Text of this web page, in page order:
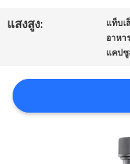
ติดต่อ
ข่าว
แสงสูง: แท็บเ
อาหา
แคปซู